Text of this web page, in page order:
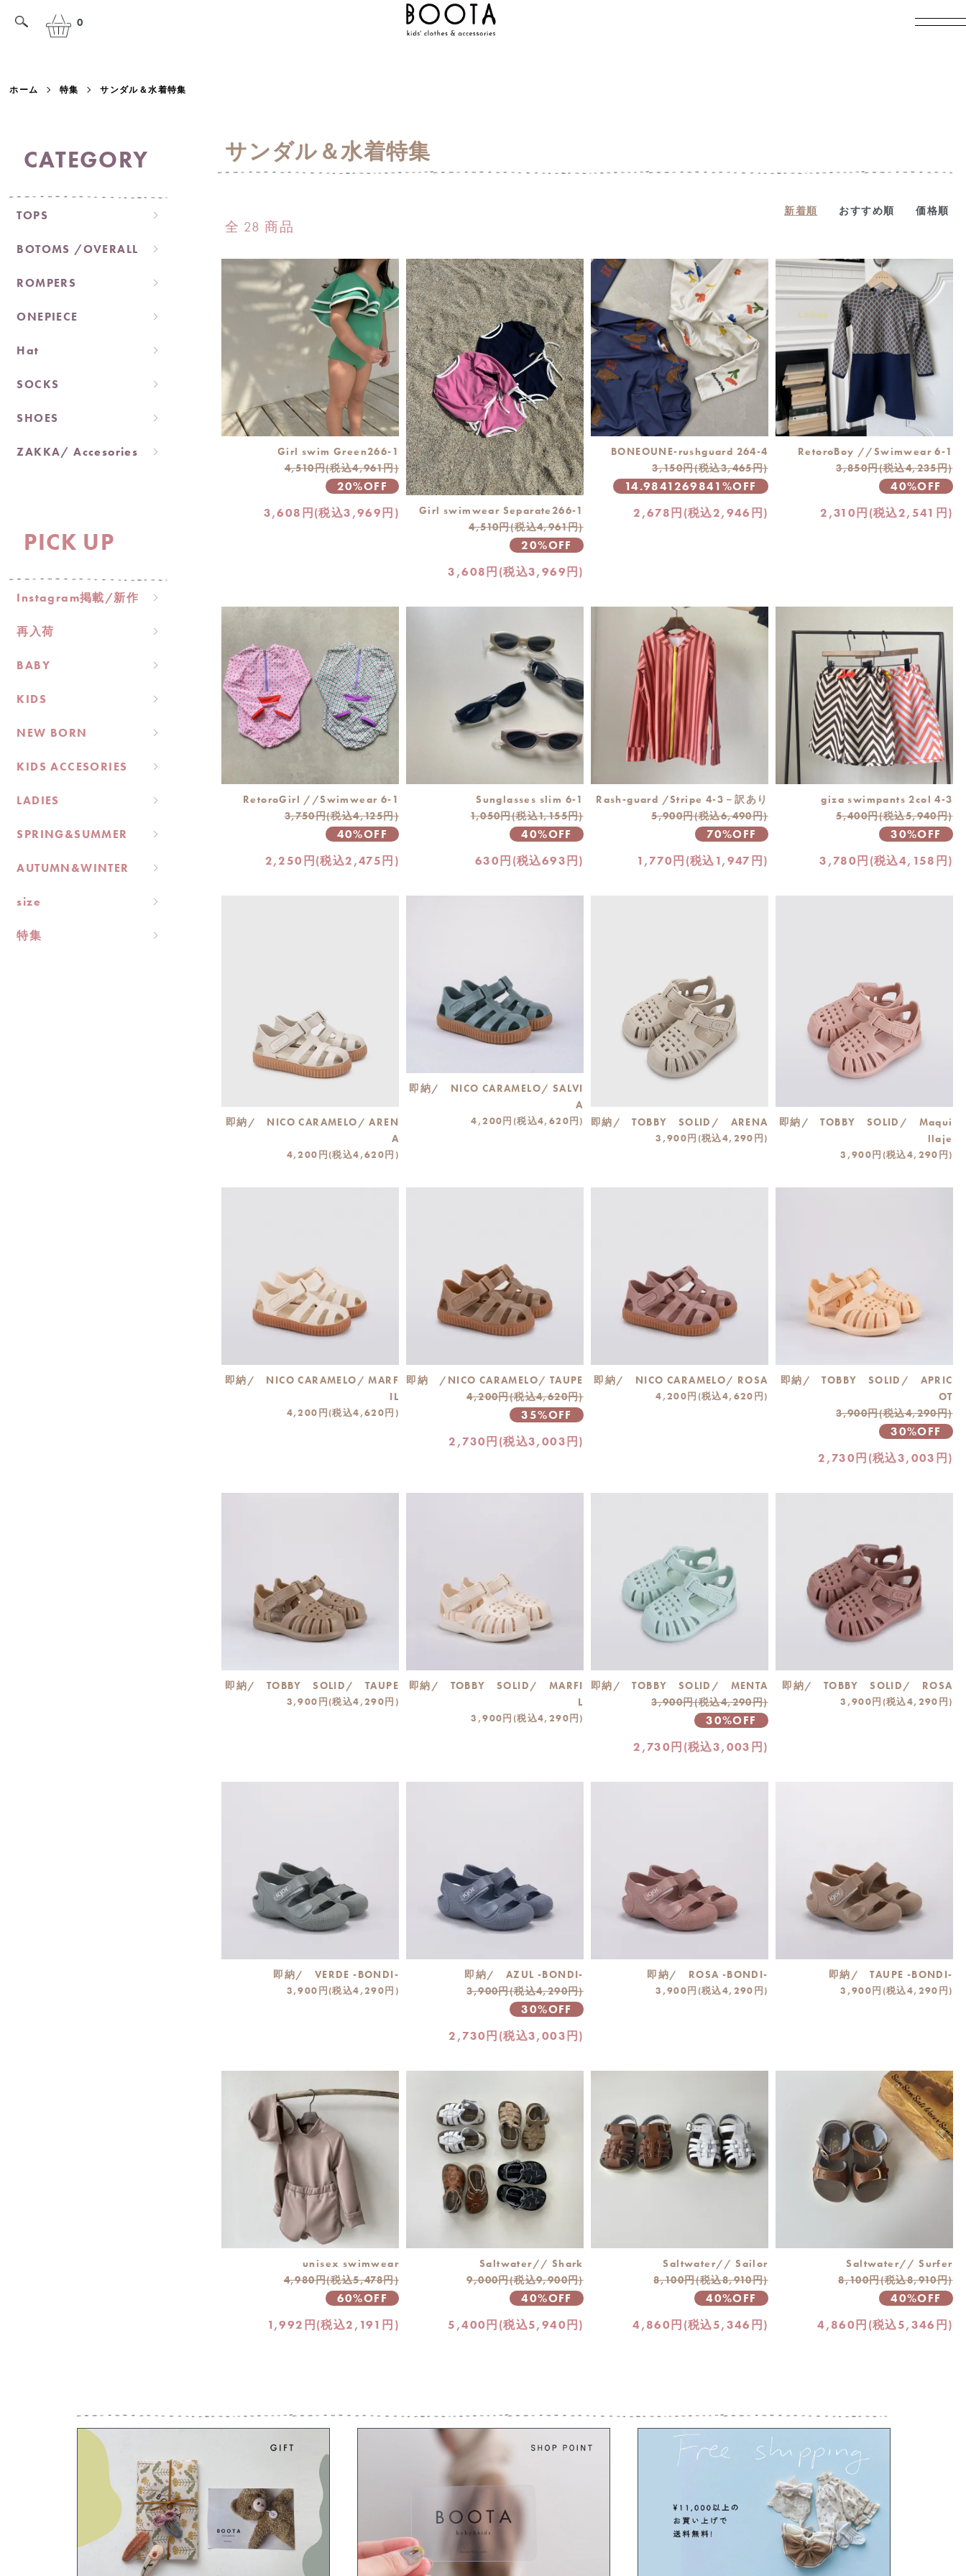
0
ホーム 特集 サンダル＆水着特集
サンダル＆水着特集
全 28 商品
新着順 おすすめ順 価格順
Girl swim Green266-1
4,510円(税込4,961円)
20%OFF
3,608円(税込3,969円)
Girl swimwear Separate266-1
4,510円(税込4,961円)
20%OFF
3,608円(税込3,969円)
BONEOUNE-rushguard 264-4
3,150円(税込3,465円)
14.9841269841%OFF
2,678円(税込2,946円)
RetoroBoy //Swimwear 6-1
3,850円(税込4,235円)
40%OFF
2,310円(税込2,541円)
RetoroGirl //Swimwear 6-1
3,750円(税込4,125円)
40%OFF
2,250円(税込2,475円)
Sunglasses slim 6-1
1,050円(税込1,155円)
40%OFF
630円(税込693円)
Rash-guard /Stripe 4-3－訳あり
5,900円(税込6,490円)
70%OFF
1,770円(税込1,947円)
giza swimpants 2col 4-3
5,400円(税込5,940円)
30%OFF
3,780円(税込4,158円)
即納/ NICO CARAMELO/ AREN
A
4,200円(税込4,620円)
即納/ NICO CARAMELO/ SALVI
A
4,200円(税込4,620円) 即納/ TOBBY SOLID/ ARENA
3,900円(税込4,290円)
即納/ TOBBY SOLID/ Maqui
llaje
3,900円(税込4,290円)
即納/ NICO CARAMELO/ MARF
IL
4,200円(税込4,620円)
即納 /NICO CARAMELO/ TAUPE
4,200円(税込4,620円)
35%OFF
2,730円(税込3,003円)
即納/ NICO CARAMELO/ ROSA
4,200円(税込4,620円)
即納/ TOBBY SOLID/ APRIC
OT
3,900円(税込4,290円)
30%OFF
2,730円(税込3,003円)
即納/ TOBBY SOLID/ TAUPE
3,900円(税込4,290円)
即納/ TOBBY SOLID/ MARFI
L
3,900円(税込4,290円)
即納/ TOBBY SOLID/ MENTA
3,900円(税込4,290円)
30%OFF
2,730円(税込3,003円)
即納/ TOBBY SOLID/ ROSA
3,900円(税込4,290円)
即納/ VERDE -BONDI-
3,900円(税込4,290円)
即納/ AZUL -BONDI-
3,900円(税込4,290円)
30%OFF
2,730円(税込3,003円)
即納/ ROSA -BONDI-
3,900円(税込4,290円)
即納/ TAUPE -BONDI-
3,900円(税込4,290円)
unisex swimwear
4,980円(税込5,478円)
60%OFF
1,992円(税込2,191円)
Saltwater// Shark
9,000円(税込9,900円)
40%OFF
5,400円(税込5,940円)
Saltwater// Sailor
8,100円(税込8,910円)
40%OFF
4,860円(税込5,346円)
Saltwater// Surfer
8,100円(税込8,910円)
40%OFF
4,860円(税込5,346円)
CATEGORY
TOPS
BOTOMS /OVERALL
ROMPERS
ONEPIECE
Hat
SOCKS
SHOES
ZAKKA/ Accesories
PICK UP
Instagram掲載/新作
再入荷
BABY
KIDS
NEW BORN
KIDS ACCESORIES
LADIES
SPRING&SUMMER
AUTUMN&WINTER
size
特集